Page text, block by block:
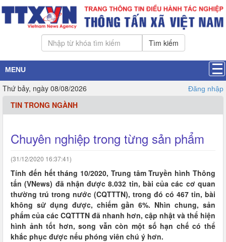
Tìm kiếm
MENU
Thứ bảy, ngày 08/08/2026 Đăng nhập
TIN TRONG NGÀNH
Chuyên nghiệp trong từng sản phẩm
(31/12/2020 16:37:41)
Tính đến hết tháng 10/2020, Trung tâm Truyền hình Thông
tấn (VNews) đã nhận được 8.032 tin, bài của các cơ quan
thường trú trong nước (CQTTTN), trong đó có 467 tin, bài
không sử dụng được, chiếm gần 6%. Nhìn chung, sản
phẩm của các CQTTTN đã nhanh hơn, cập nhật và thể hiện
hình ảnh tốt hơn, song vẫn còn một số hạn chế có thể
khắc phục được nếu phóng viên chú ý hơn.